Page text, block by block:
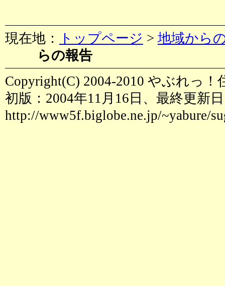
現在地： トップページ > 地域から
らの報告
Copyright(C) 2004-2010 やぶれっ
初版：2004年11月16日、最終更新
http://www5f.biglobe.ne.jp/~yabure/